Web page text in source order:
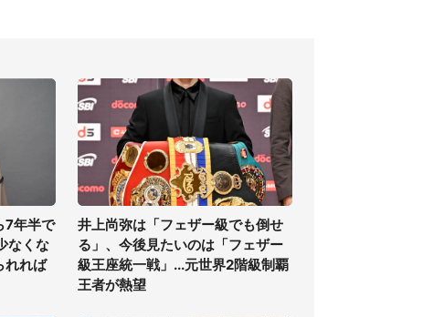
7年半で
なくな
れれば
井上尚弥は「フェザー級でも倒せ
る」、今後見たいのは「フェザー
級王座統一戦」...元世界2階級制覇
王者が熱望